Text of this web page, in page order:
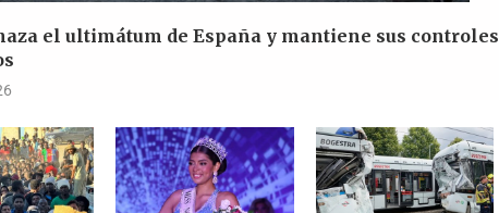
el ultimátum de España y mantiene sus controles